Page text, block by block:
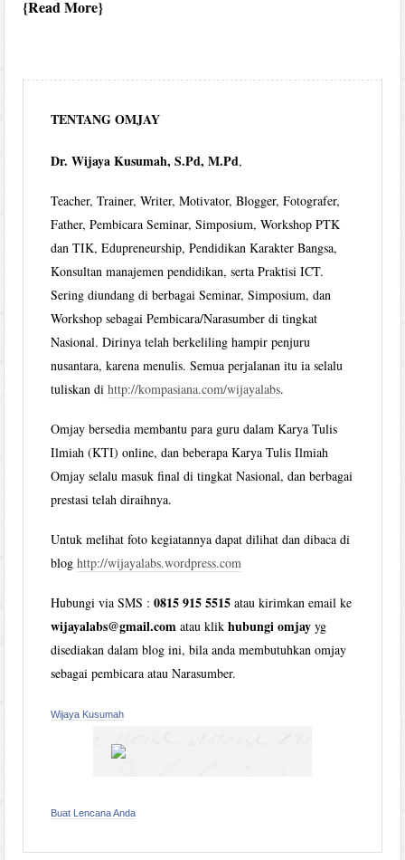
Read More
TENTANG OMJAY
Dr. Wijaya Kusumah, S.Pd, M.Pd,
Teacher, Trainer, Writer, Motivator, Blogger, Fotografer,
Father, Pembicara Seminar, Simposium, Workshop PTK
dan TIK, Edupreneurship, Pendidikan Karakter Bangsa,
Konsultan manajemen pendidikan, serta Praktisi ICT.
Sering diundang di berbagai Seminar, Simposium, dan
Workshop sebagai Pembicara/Narasumber di tingkat
Nasional. Dirinya telah berkeliling hampir penjuru
nusantara, karena menulis. Semua perjalanan itu ia selalu
tuliskan dihttp://kompasiana.com/wijayalabs.
Omjay bersedia membantu para guru dalam Karya Tulis
Ilmiah (KTI) online, dan beberapa Karya Tulis Ilmiah
Omjay selalu masuk final di tingkat Nasional, dan berbagai
prestasi telah diraihnya.
Untuk melihat foto kegiatannya dapat dilihat dan dibaca di
bloghttp://wijayalabs.wordpress.com
Hubungi via SMS :0815 915 5515 atau kirimkan email ke
wijayalabs@gmail.com atau klikhubungi omjay yg
disediakan dalam blog ini, bila anda membutuhkan omjay
sebagai pembicara atau Narasumber.
Wijaya Kusumah
Buat Lencana Anda